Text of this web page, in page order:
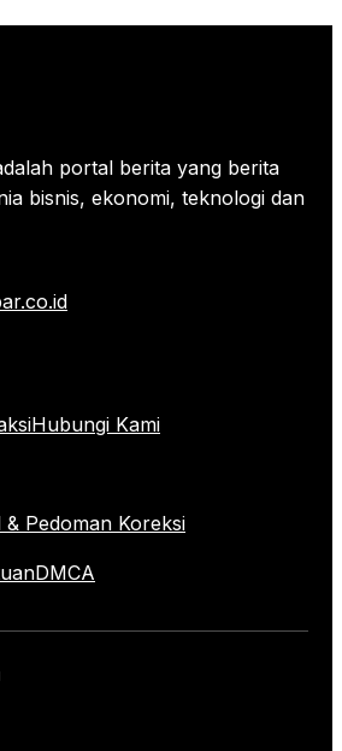
portal berita yang berita
bisnis, ekonomi, teknologi dan
Hubungi Kami
& Pedoman Koreksi
DMCA